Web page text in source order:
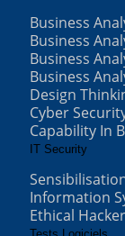
Business
Business
Business
Business
Design
Cyber
Capability In
IT Security
Information
Ethical